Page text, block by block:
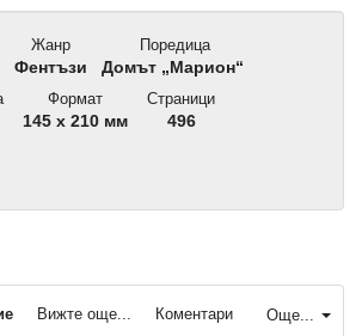
Жанр
Фентъзи
Поредица
Домът „Марион“
Формат
145 x 210 мм
Страници
496
Още...
Вижте още... Коментари